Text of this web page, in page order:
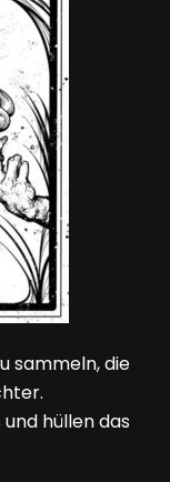
sammeln, die
hüllen das